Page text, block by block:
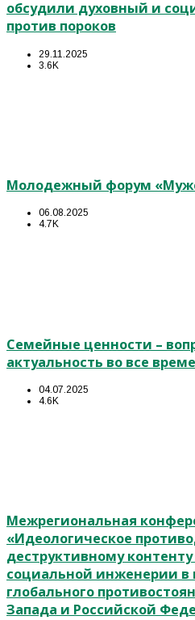
обсудили духовный и
против пороков
29.11.2025
3.6K
Молодежный форум
06.08.2025
4.7K
Семейные ценности –
актуальность во все
04.07.2025
4.6K
Межрегиональная
«Идеологическое
деструктивному
социальной инженерии в
глобального
Запада и Российской